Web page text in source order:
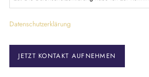
h
f
e
Datenschutzerklärung
JETZT KONTAKT AUFNEHMEN